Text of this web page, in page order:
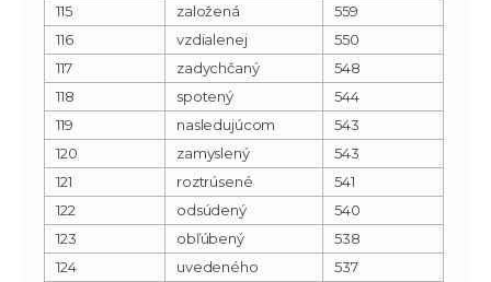
115
založená
559
116
vzdialenej
550
117
zadychčaný
548
118
spotený
544
119
nasledujúcom
543
120
zamyslený
543
121
roztrúsené
541
122
odsúdený
540
123
obľúbený
538
124
uvedeného
537